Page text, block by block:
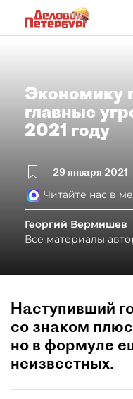
Экономику
главные
2021 году
29 января 2021
Читайте нас в
Георгий Вермишев
Все материалы
Наступивший
со знаком
но в формуле
неизвестных.